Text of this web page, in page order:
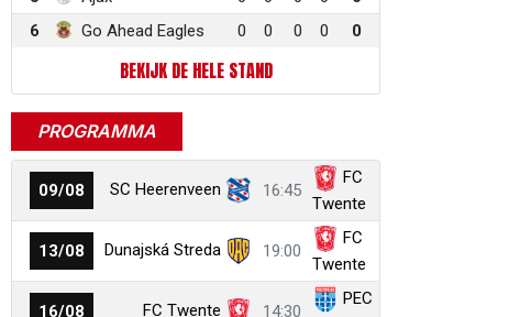
6
Go Ahead Eagles 0 0 0 0 0
BEKIJK DE HELE STAND
PROGRAMMA
09/08 SC Heerenveen 16:45
FC
Twente
13/08 Dunajská Streda 19:00
FC
Twente
16/08 FC Twente 14:30
PEC